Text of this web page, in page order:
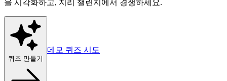
을 시각화하고, 지리 챌린지에서 경쟁하세요.
퀴즈 만들기
데모 퀴즈 시도